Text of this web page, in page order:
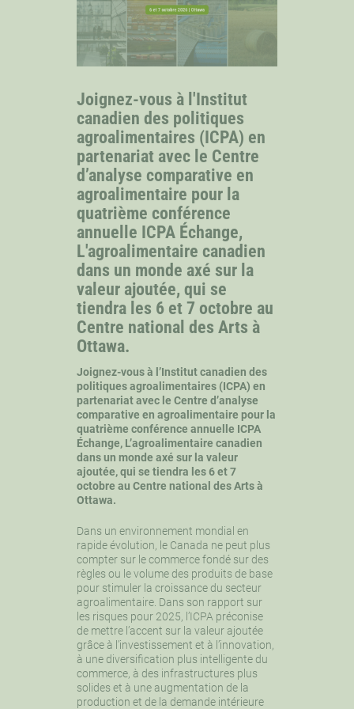
PERSONNEL
CHERCHEURS PRINCIPAUX
BOURSIERS DISTINGUÉS
BOURSIERS DOCTORAUX
Joignez-vous à l'Institut
canadien des politiques
agroalimentaires (ICPA) en
partenariat avec le Centre
d’analyse comparative en
agroalimentaire pour la
quatrième conférence
annuelle ICPA Échange,
L'agroalimentaire canadien
dans un monde axé sur la
valeur ajoutée, qui se
tiendra les 6 et 7 octobre au
Centre national des Arts à
Ottawa.
Joignez-vous à l’Institut canadien des
politiques agroalimentaires (ICPA) en
partenariat avec le Centre d’analyse
comparative en agroalimentaire pour la
quatrième conférence annuelle ICPA
Échange, L’agroalimentaire canadien
dans un monde axé sur la valeur
ajoutée, qui se tiendra les 6 et 7
octobre au Centre national des Arts à
Ottawa.
Dans un environnement mondial en
rapide évolution, le Canada ne peut plus
compter sur le commerce fondé sur des
règles ou le volume des produits de base
pour stimuler la croissance du secteur
agroalimentaire. Dans son rapport sur
les risques pour 2025 , l’ICPA préconise
de mettre l’accent sur la valeur ajoutée
grâce à l’investissement et à l’innovation,
à une diversification plus intelligente du
commerce, à des infrastructures plus
solides et à une augmentation de la
production et de la demande intérieure